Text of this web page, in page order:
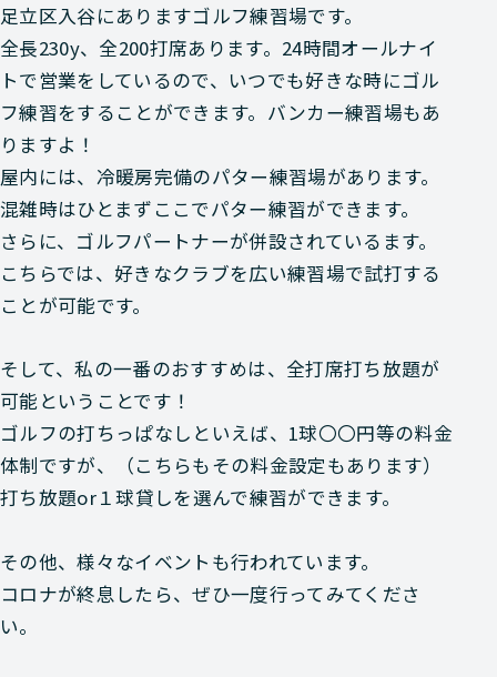
足立区入谷にありますゴルフ練習場です。
全長230y、全200打席あります。24時間オールナイ
トで営業をしているので、いつでも好きな時にゴル
フ練習をすることができます。バンカー練習場もあ
りますよ！
屋内には、冷暖房完備のパター練習場があります。
混雑時はひとまずここでパター練習ができます。
さらに、ゴルフパートナーが併設されているます。
こちらでは、好きなクラブを広い練習場で試打する
ことが可能です。
そして、私の一番のおすすめは、全打席打ち放題が
可能ということです！
ゴルフの打ちっぱなしといえば、1球〇〇円等の料金
体制ですが、（こちらもその料金設定もあります）
打ち放題or１球貸しを選んで練習ができます。
その他、様々なイベントも行われています。
コロナが終息したら、ぜひ一度行ってみてくださ
い。